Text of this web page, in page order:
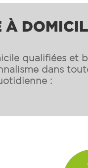
À
qualifiées et
dans
: